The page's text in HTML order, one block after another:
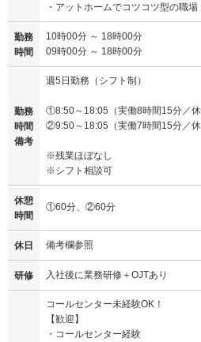
・アットホームでコツコツ型の職場
勤務
時間
10時00分 ～ 18時00分
09時00分 ～ 18時00分
勤務
時間
備考
週5日勤務（シフト制）
①8:50～18:05（実働8時間15分／
②9:50～18:05（実働7時間15分／
※残業ほぼなし
※シフト相談可
休憩
時間
①60分、②60分
休日 備考欄参照
研修 入社後に業務研修＋OJTあり
コールセンター未経験OK！
【歓迎】
・コールセンター経験